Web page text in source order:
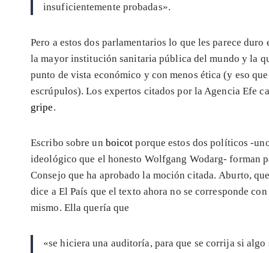
insuficientemente probadas».
Pero a estos dos parlamentarios lo que les parece duro
la mayor institución sanitaria pública del mundo y la
punto de vista económico y con menos ética (y eso
escrúpulos). Los expertos citados por la Agencia Efe
gripe.
Escribo sobre un boicot porque estos dos políticos -
ideológico que el honesto Wolfgang Wodarg- forman
Consejo que ha aprobado la moción citada. Aburto,
dice a El País que el texto ahora no se corresponde
mismo. Ella quería que
«se hiciera una auditoría, para que se corrija si